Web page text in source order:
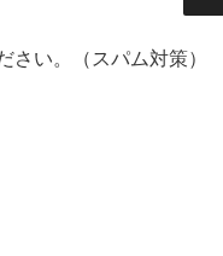
さい。（スパム対策）